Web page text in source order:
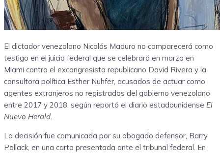
El dictador venezolano Nicolás Maduro no comparecerá como
testigo en el juicio federal que se celebrará en marzo en
Miami contra el excongresista republicano David Rivera y la
consultora política Esther Nuhfer, acusados de actuar como
agentes extranjeros no registrados del gobierno venezolano
entre 2017 y 2018, según reportó el diario estadounidense El
Nuevo Herald.
La decisión fue comunicada por su abogado defensor, Barry
Pollack, en una carta presentada ante el tribunal federal. En